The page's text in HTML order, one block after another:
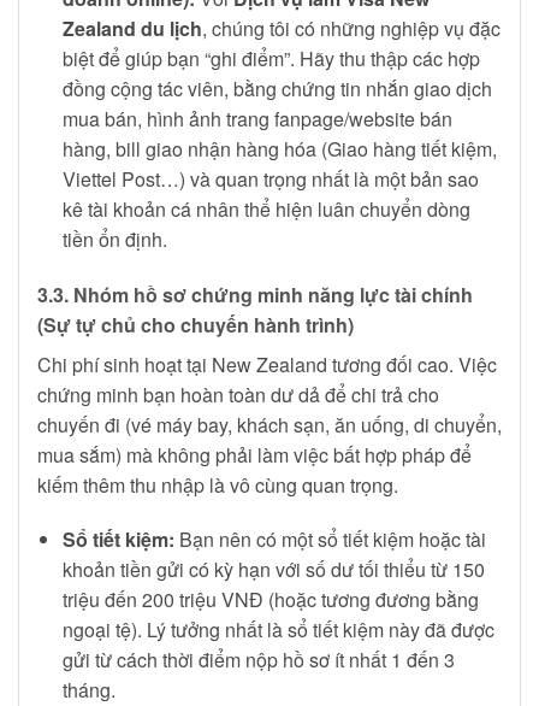
Zealand du lịch, chúng tôi có những nghiệp vụ đặc
biệt để giúp bạn “ghi điểm”. Hãy thu thập các hợp
đồng cộng tác viên, bằng chứng tin nhắn giao dịch
mua bán, hình ảnh trang fanpage/website bán
hàng, bill giao nhận hàng hóa (Giao hàng tiết kiệm,
Viettel Post…) và quan trọng nhất là một bản sao
kê tài khoản cá nhân thể hiện luân chuyển dòng
tiền ổn định.
3.3. Nhóm hồ sơ chứng minh năng lực tài chính
(Sự tự chủ cho chuyến hành trình)
Chi phí sinh hoạt tại New Zealand tương đối cao. Việc
chứng minh bạn hoàn toàn dư dả để chi trả cho
chuyến đi (vé máy bay, khách sạn, ăn uống, di chuyển,
mua sắm) mà không phải làm việc bất hợp pháp để
kiếm thêm thu nhập là vô cùng quan trọng.
Sổ tiết kiệm: Bạn nên có một sổ tiết kiệm hoặc tài
khoản tiền gửi có kỳ hạn với số dư tối thiểu từ 150
triệu đến 200 triệu VNĐ (hoặc tương đương bằng
ngoại tệ). Lý tưởng nhất là sổ tiết kiệm này đã được
gửi từ cách thời điểm nộp hồ sơ ít nhất 1 đến 3
tháng.